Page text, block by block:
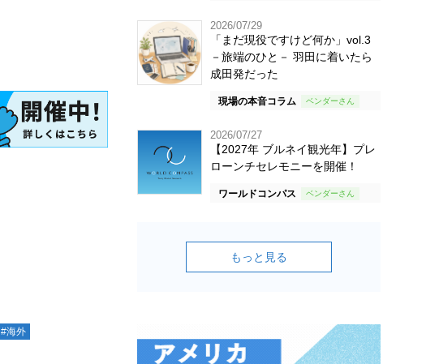
#海外
2026/07/29
「まだ現役ですけど何か」vol.3
－旅端のひと－ 羽田に着いたら
成田発だった
現場の本音コラム
2026/07/27
【2027年 ブルネイ観光年】プレ
ローンチセレモニーを開催！
ワールドコンパス
もっと見る